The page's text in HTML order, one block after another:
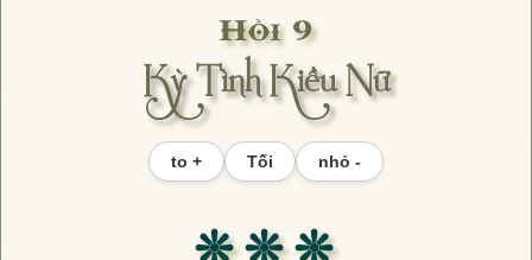
Hồi 9
Kỳ Tình Kiều Nữ
to + Tối nhỏ -
❊ ❊ ❊